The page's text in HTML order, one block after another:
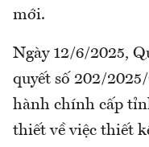
mới.
Ngày 12/6/2025,
quyết số 202/
hành chính cấp
thiết về việc thiết